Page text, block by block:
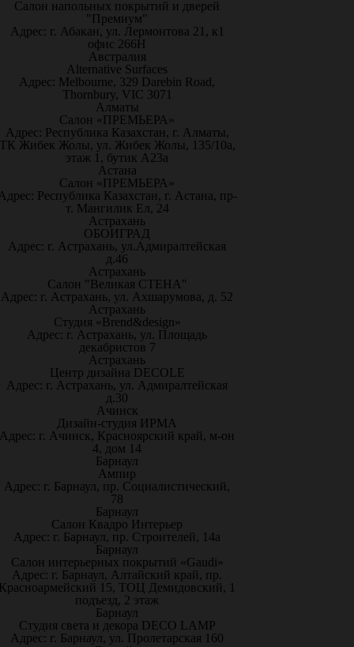
Салон напольных покрытий и дверей
"Премиум"
Адрес: г. Абакан, ул. Лермонтова 21, к1
офис 266Н
Австралия
Alternative Surfaces
Адрес: Melbourne, 329 Darebin Road,
Thornbury, VIC 3071
Алматы
Салон «ПРЕМЬЕРА»
Адрес: Республика Казахстан, г. Алматы,
Жибек Жолы, ул. Жибек Жолы, 135/10а,
этаж 1, бутик А23а
Астана
Салон «ПРЕМЬЕРА»
Республика Казахстан, г. Астана, пр-
т. Мангилик Ел, 24
Астрахань
ОБОИГРАД
Адрес: г. Астрахань, ул.Адмиралтейская
д.46
Астрахань
Салон "Великая СТЕНА"
Адрес: г. Астрахань, ул. Ахшарумова, д. 52
Астрахань
Студия «Brend&design»
Адрес: г. Астрахань, ул. Площадь
декабристов 7
Астрахань
Центр дизайна DECOLE
Адрес: г. Астрахань, ул. Адмиралтейская
д.30
Ачинск
Дизайн-студия ИРМА
Адрес: г. Ачинск, Красноярский край, м-он
4, дом 14
Барнаул
Ампир
Адрес: г. Барнаул, пр. Социалистический,
78
Барнаул
Салон Квадро Интерьер
Адрес: г. Барнаул, пр. Строителей, 14а
Барнаул
Салон интерьерных покрытий «Gaudi»
Адрес: г. Барнаул, Алтайский край, пр.
15, ТОЦ Демидовский, 1
подъезд, 2 этаж
Барнаул
Студия света и декора DECO LAMP
Адрес: г. Барнаул, ул. Пролетарская 160